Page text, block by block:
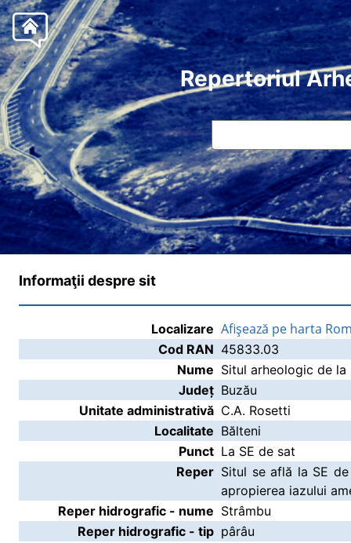
Repertoriul
Informaţii despre sit
Localizare Afişează pe harta
Cod RAN 45833.03
Nume Situl arheologic de la
Județ Buzău
Unitate administrativă C.A. Rosetti
Localitate Bălteni
Punct La SE de sat
Reper Situl se află la SE
apropierea iazului
Reper hidrografic - nume Strâmbu
Reper hidrografic - tip pârâu